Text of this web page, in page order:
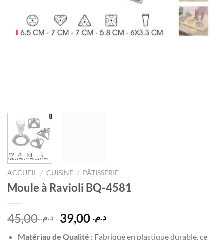
ACCUEIL / CUISINE / PÂTISSERIE
Moule à Ravioli BQ-4581
د.م.45,00
Le
prix
د.م.39,00
Le
Matériau de Qualité :Fabriqué en plastique durable, ce